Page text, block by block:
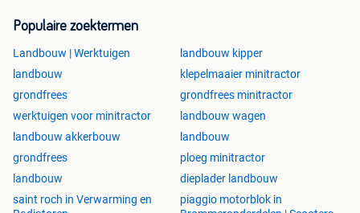
Populaire zoektermen
Landbouw | Werktuigen
landbouw kipper
landbouw
klepelmaaier minitractor
grondfrees
grondfrees minitractor
werktuigen voor minitractor
landbouw wagen
landbouw akkerbouw
landbouw
grondfrees
ploeg minitractor
landbouw
dieplader landbouw
saint roch in Verwarming en
piaggio motorblok in